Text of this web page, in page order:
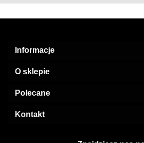
Informacje
O sklepie
Polecane
Kontakt